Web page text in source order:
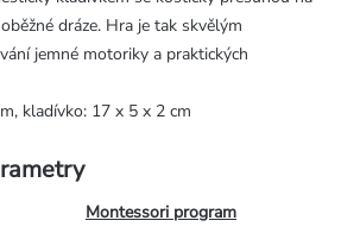
dráze. Hra je tak skvělým
jemné motoriky a praktických
kladívko: 17 x 5 x 2 cm
Montessori program